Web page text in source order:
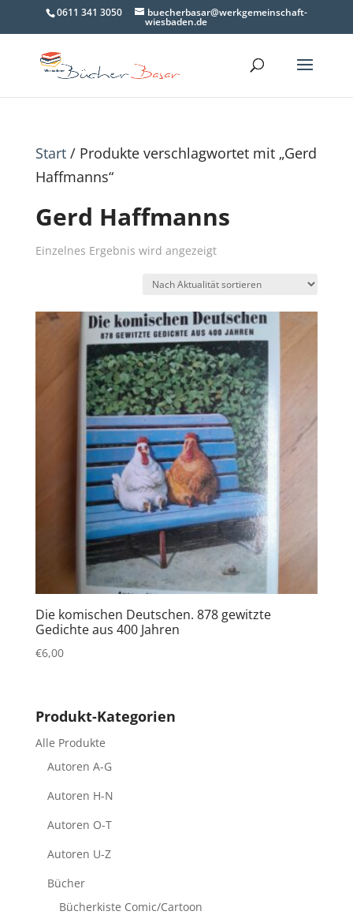
0611 341 3050 buecherbasar@werkgemeinschaft-
wiesbaden.de
Start/ Produkte verschlagwortet mit „Gerd
Haffmanns“
Gerd Haffmanns
Einzelnes Ergebnis wird angezeigt
Die komischen Deutschen. 878 gewitzte
Gedichte aus 400 Jahren
€6,00
Produkt-Kategorien
Alle Produkte
Autoren A-G
Autoren H-N
Autoren O-T
Autoren U-Z
Bücher
Bücherkiste Comic/Cartoon